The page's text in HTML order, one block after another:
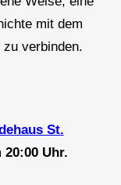
mit dem
verbinden.
St.
Uhr.